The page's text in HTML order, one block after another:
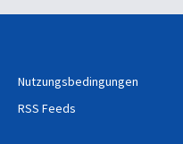
Heiligen Geistes inmitten
Nutzungsbedingungen
RSS Feeds